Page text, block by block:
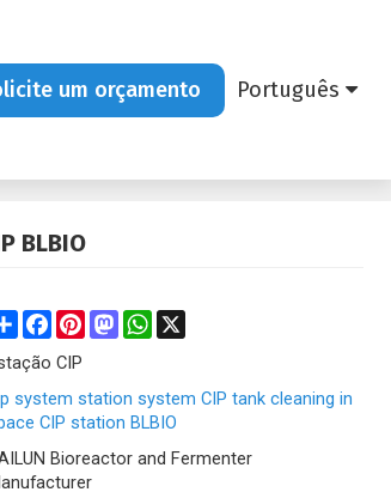
um orçamento Português
BLBIO
ShareFacebook
PinterestMastodonWhatsApp
X
CIP
system station system CIP tank cleaning in
CIP station BLBIO
Bioreactor and Fermenter